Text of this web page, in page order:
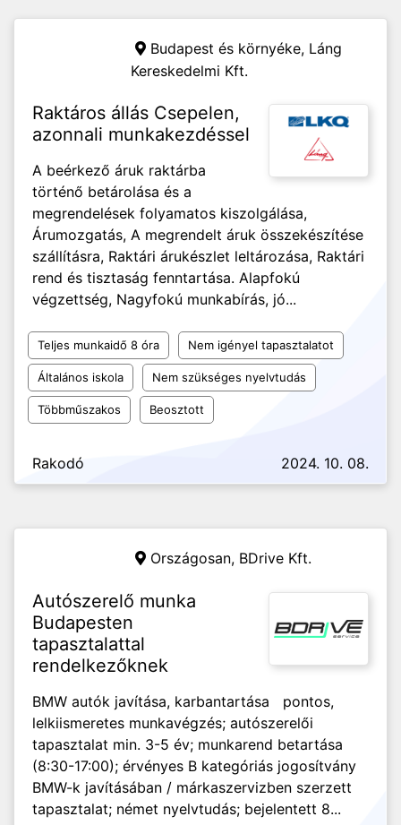
Budapest és környéke, Láng
Kereskedelmi Kft.
Raktáros állás Csepelen,
azonnali munkakezdéssel
A beérkező áruk raktárba
történő betárolása és a
megrendelések folyamatos kiszolgálása,
Árumozgatás, A megrendelt áruk összekészítése
szállításra, Raktári árukészlet leltározása, Raktári
rend és tisztaság fenntartása. Alapfokú
végzettség, Nagyfokú munkabírás, jó...
Teljes munkaidő 8 óra Nem igényel tapasztalatot
Általános iskola Nem szükséges nyelvtudás
Többműszakos Beosztott
Rakodó 2024. 10. 08.
Országosan, BDrive Kft.
Autószerelő munka
Budapesten
tapasztalattal
rendelkezőknek
BMW autók javítása, karbantartása pontos,
lelkiismeretes munkavégzés; autószerelői
tapasztalat min. 3-5 év; munkarend betartása
(8:30-17:00); érvényes B kategóriás jogosítvány
BMW-k javításában / márkaszervizben szerzett
tapasztalat; német nyelvtudás; bejelentett 8...